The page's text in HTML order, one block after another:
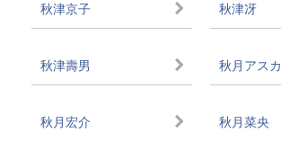
秋津京子 秋津冴
秋津壽男 秋月アスカ
秋月宏介 秋月菜央